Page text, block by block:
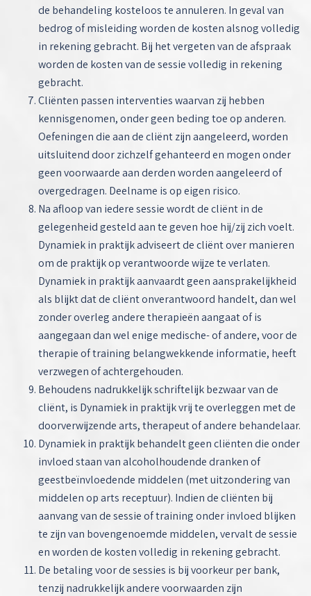
de behandeling kosteloos te annuleren. In geval van
bedrog of misleiding worden de kosten alsnog volledig
in rekening gebracht. Bij het vergeten van de afspraak
worden de kosten van de sessie volledig in rekening
gebracht.
Cliënten passen interventies waarvan zij hebben
kennisgenomen, onder geen beding toe op anderen.
Oefeningen die aan de cliënt zijn aangeleerd, worden
uitsluitend door zichzelf gehanteerd en mogen onder
geen voorwaarde aan derden worden aangeleerd of
overgedragen. Deelname is op eigen risico.
Na afloop van iedere sessie wordt de cliënt in de
gelegenheid gesteld aan te geven hoe hij/zij zich voelt.
Dynamiek in praktijk adviseert de cliënt over manieren
om de praktijk op verantwoorde wijze te verlaten.
Dynamiek in praktijk aanvaardt geen aansprakelijkheid
als blijkt dat de cliënt onverantwoord handelt, dan wel
zonder overleg andere therapieën aangaat of is
aangegaan dan wel enige medische- of andere, voor de
therapie of training belangwekkende informatie, heeft
verzwegen of achtergehouden.
Behoudens nadrukkelijk schriftelijk bezwaar van de
cliënt, is Dynamiek in praktijk vrij te overleggen met de
doorverwijzende arts, therapeut of andere behandelaar.
Dynamiek in praktijk behandelt geen cliënten die onder
invloed staan van alcoholhoudende dranken of
geestbeïnvloedende middelen (met uitzondering van
middelen op arts receptuur). Indien de cliënten bij
aanvang van de sessie of training onder invloed blijken
te zijn van bovengenoemde middelen, vervalt de sessie
en worden de kosten volledig in rekening gebracht.
De betaling voor de sessies is bij voorkeur per bank,
tenzij nadrukkelijk andere voorwaarden zijn